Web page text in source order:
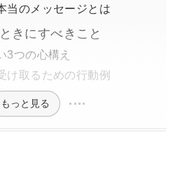
当のメッセージとは
きにすべきこと
3つの心構え
け取るための行動例
もっと見る